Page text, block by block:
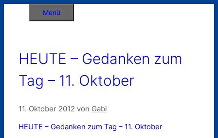
Menü
HEUTE – Gedanken zum
Tag – 11. Oktober
11. Oktober 2012 von Gabi
HEUTE – Gedanken zum Tag – 11. Oktober